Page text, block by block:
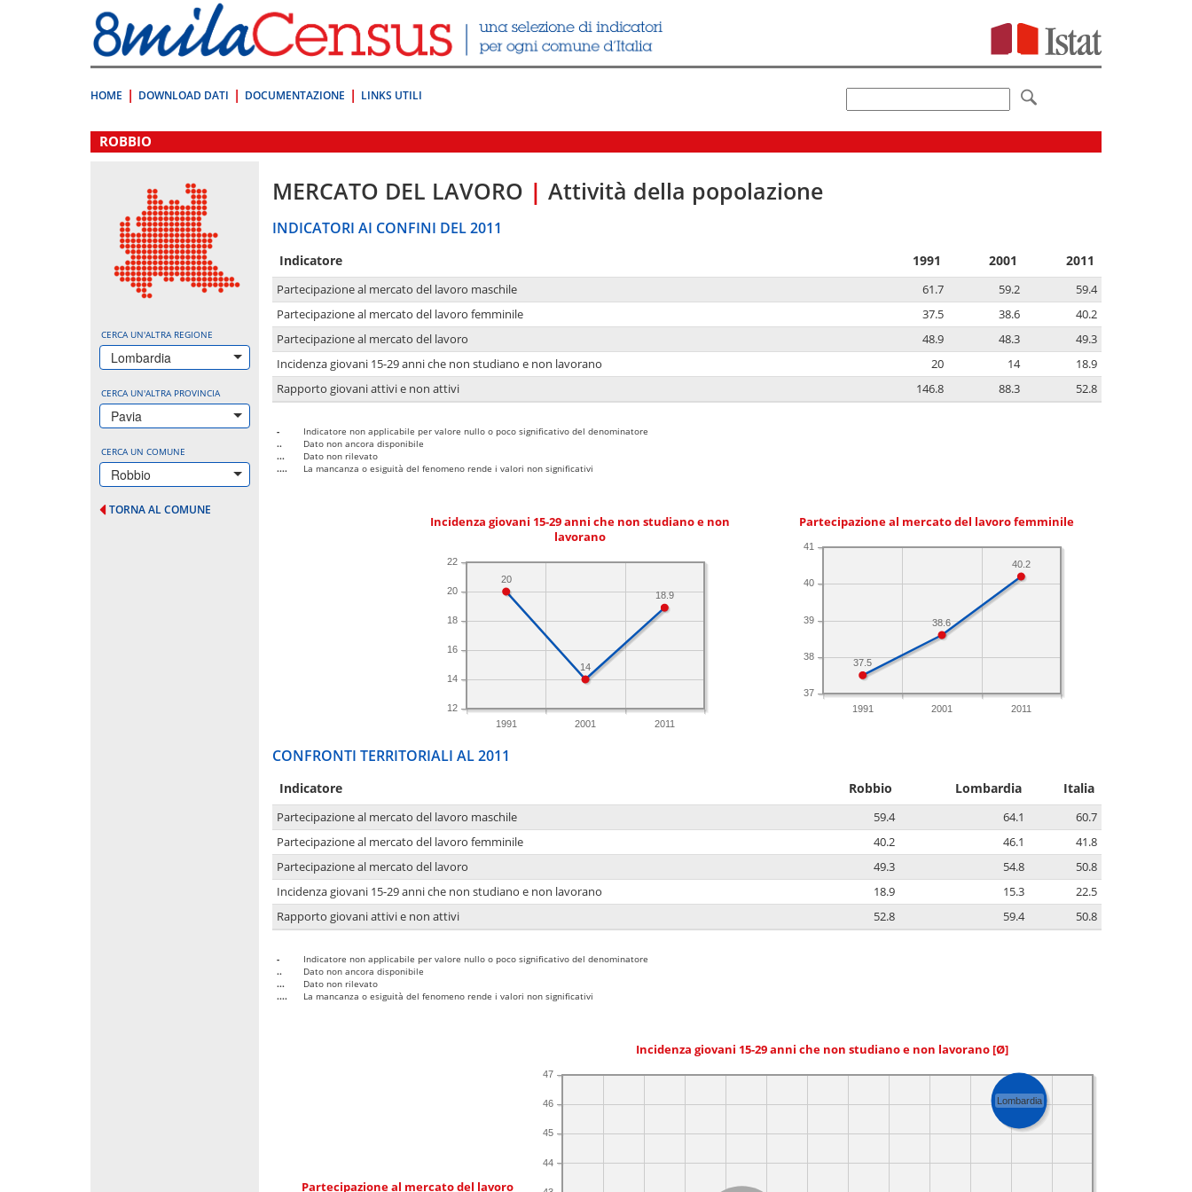
direttamente
a:
Contenuto
HOME DOWNLOAD DATI DOCUMENTAZIONE LINKS UTILI
.
ROBBIO
CERCA UN'ALTRA REGIONE
Lombardia
CERCA UN'ALTRA PROVINCIA
Pavia
CERCA UN COMUNE
Robbio
TORNA AL COMUNE
MERCATO DEL LAVORO | Attività della popolazione
INDICATORI AI CONFINI DEL 2011
Indicatore 1991 2001 2011
Partecipazione al mercato del lavoro maschile 61.7 59.2
59.4
Partecipazione al mercato del lavoro femminile
37.5 38.6
40.2
Partecipazione al mercato del lavoro
48.9 48.3
49.3
Incidenza giovani 15-29 anni che non studiano e non lavorano
20 14
18.9
Rapporto giovani attivi e non attivi
146.8 88.3 52.8
-
Indicatore non applicabile per valore nullo o poco significativo del denominatore
..
Dato non ancora disponibile
...
Dato non rilevato
....
La mancanza o esiguità del fenomeno rende i valori non significativi
Incidenza giovani 15-29 anni che non studiano e non
lavorano
1991 2001 2011
12
14
16
18
20
22
18.9
14
20
Partecipazione al mercato del lavoro femminile
1991 2001 2011
37
38
39
40
41
40.2
38.6
37.5
CONFRONTI TERRITORIALI AL 2011
Indicatore Robbio Lombardia Italia
Partecipazione al mercato del lavoro maschile 59.4 64.1
60.7
Partecipazione al mercato del lavoro femminile
40.2 46.1
41.8
Partecipazione al mercato del lavoro
49.3 54.8
50.8
Incidenza giovani 15-29 anni che non studiano e non lavorano
18.9 15.3
22.5
Rapporto giovani attivi e non attivi
52.8 59.4 50.8
-
Indicatore non applicabile per valore nullo o poco significativo del denominatore
..
Dato non ancora disponibile
...
Dato non rilevato
....
La mancanza o esiguità del fenomeno rende i valori non significativi
Incidenza giovani 15-29 anni che non studiano e non lavorano [Ø]
Partecipazione al mercato del lavoro
44
45
46
47
Lombardia